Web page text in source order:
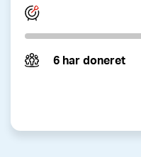
6 har doneret